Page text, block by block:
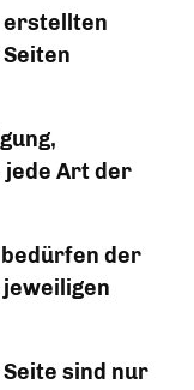
erstellten
jede Art der
der
sind nur